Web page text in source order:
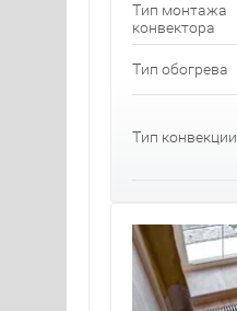
Тип монтажа
конвектора
Тип обогрева
Тип конвекции